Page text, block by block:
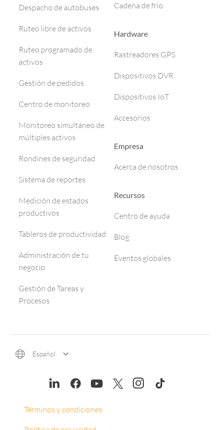
Despacho de autobuses
Ruteo libre de activos
Ruteo programado de
activos
Gestión de pedidos
Centro de monitoreo
Monitoreo simultáneo de
múltiples activos
Rondines de seguridad
Sistema de reportes
Medición de estados
productivos
Tableros de productividad
Administración de tu
negocio
Gestión de Tareas y
Procesos
Cadena de frío
Hardware
Rastreadores GPS
Dispositivos DVR
Dispositivos IoT
Accesorios
Empresa
Acerca de nosotros
Recursos
Centro de ayuda
Blog
Eventos globales
Español
Términos y condiciones